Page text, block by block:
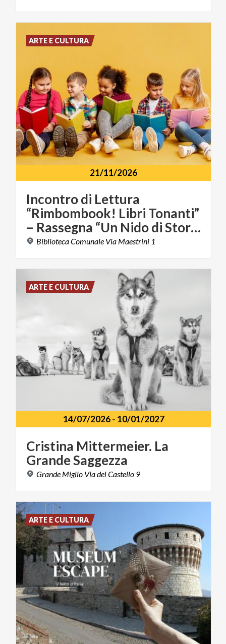
21/11/2026
Incontro di Lettura
“Rimbombook! Libri Tonanti”
– Rassegna “Un Nido di Storie”
BibliotecaComunale Via Maestrini 1
ARTE E CULTURA
14/07/2026- 10/01/2027
Cristina Mittermeier. La
GrandeSaggezza
Grande Miglio ViadelCastello 9
ARTE E CULTURA
ARTE E CULTURA